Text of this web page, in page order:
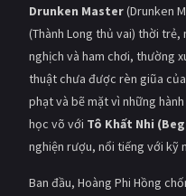
Drunken Master(Drunken
(Thành Long thủ vai) thời
nghịch và ham chơi, thường
thuật chưa được rèn giũa
phạt và bẽ mặt vì những
học võ với Tô Khất Nhi
nghiện rượu, nổi tiếng với kỹ
Ban đầu, Hoàng Phi Hồng